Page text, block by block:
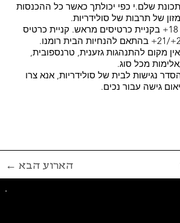
שלם.י כפי יכולתך כאשר כל ההכנסות
של תרבות של סולידריות.
*תתאפשר כניסה של 18+ בקניית כרטיסים מראש. קניית כרטיס
מקום להתנהגות גזענית, טרנספובית,
מכל סוג.
נגישות לבית של סולידריות, אנא צרו
גישה עבור נכים.
← הארוע הבא